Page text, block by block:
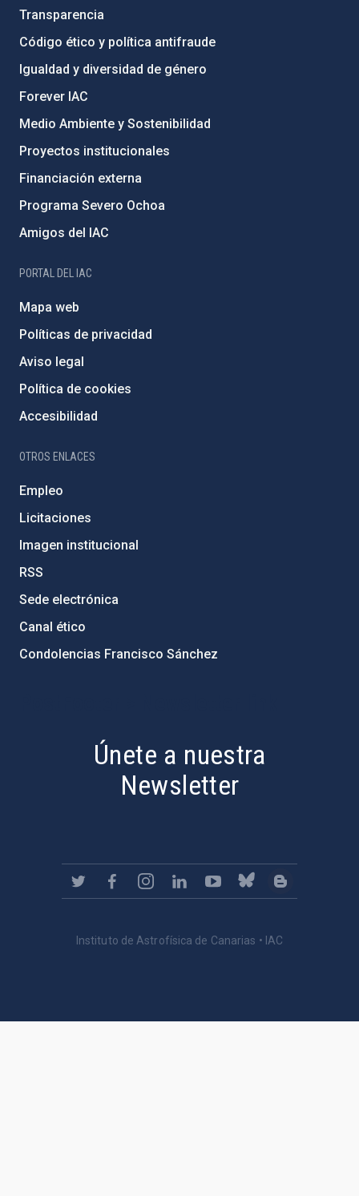
Transparencia
Código ético y política antifraude
Igualdad y diversidad de género
Forever IAC
Medio Ambiente y Sostenibilidad
Proyectos institucionales
Financiación externa
Programa Severo Ochoa
Amigos del IAC
PORTAL DEL IAC
Mapa web
Políticas de privacidad
Aviso legal
Política de cookies
Accesibilidad
OTROS ENLACES
Empleo
Licitaciones
Imagen institucional
RSS
Sede electrónica
Canal ético
Condolencias Francisco Sánchez
Únete a nuestra
Newsletter
Instituto de Astrofísica de Canarias • IAC